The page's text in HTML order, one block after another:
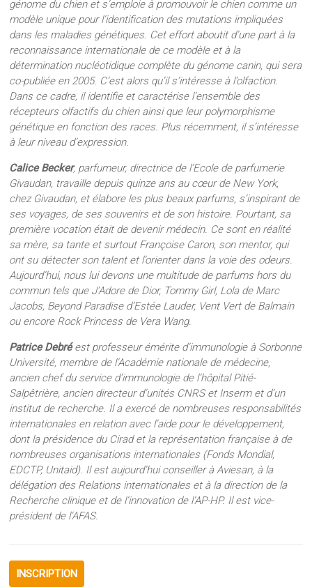
génome du chien et s’emploie à promouvoir le chien comme un
modèle unique pour l’identification des mutations impliquées
dans les maladies génétiques. Cet effort aboutit d’une part à la
reconnaissance internationale de ce modèle et à la
détermination nucléotidique complète du génome canin, qui sera
co-publiée en 2005. C’est alors qu’il s’intéresse à l’olfaction.
Dans ce cadre, il identifie et caractérise l’ensemble des
récepteurs olfactifs du chien ainsi que leur polymorphisme
génétique en fonction des races. Plus récemment, il s’intéresse
à leur niveau d’expression.
Calice Becker, parfumeur, directrice de l’Ecole de parfumerie
Givaudan, travaille depuis quinze ans au cœur de New York,
chez Givaudan, et élabore les plus beaux parfums, s’inspirant de
ses voyages, de ses souvenirs et de son histoire. Pourtant, sa
première vocation était de devenir médecin. Ce sont en réalité
sa mère, sa tante et surtout Françoise Caron, son mentor, qui
ont su détecter son talent et l’orienter dans la voie des odeurs.
Aujourd’hui, nous lui devons une multitude de parfums hors du
commun tels que J’Adore de Dior, Tommy Girl, Lola de Marc
Jacobs, Beyond Paradise d’Estée Lauder, Vent Vert de Balmain
ou encore Rock Princess de Vera Wang.
Patrice Debréest professeur émérite d’immunologie à Sorbonne
Université, membre de l’Académie nationale de médecine,
ancien chef du service d’immunologie de l’hôpital Pitié-
Salpêtrière, ancien directeur d’unités CNRS et Inserm et d’un
institut de recherche. Il a exercé de nombreuses responsabilités
internationales en relation avec l’aide pour le développement,
dont la présidence du Cirad et la représentation française à de
nombreuses organisations internationales (Fonds Mondial,
EDCTP, Unitaid). Il est aujourd’hui conseiller à Aviesan, à la
délégation des Relations internationales et à la direction de la
Recherche clinique et de l’innovation de l’AP-HP. Il est vice-
président de l’AFAS.
INSCRIPTION